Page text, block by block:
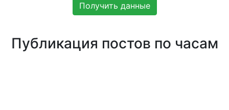
Получить данные
Публикация постов по часам